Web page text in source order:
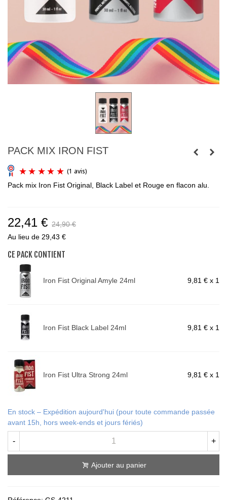
PACK MIX IRON FIST
Pack mix Iron Fist Original, Black Label et Rouge en flacon alu.
22,41 € 24,90 €
Au lieu de 29,43 €
CE PACK CONTIENT
Iron Fist Original Amyle 24ml 9,81 € x 1
Iron Fist Black Label 24ml 9,81 € x 1
Iron Fist Ultra Strong 24ml 9,81 € x 1
En stock – Expédition aujourd'hui (pour toute commande passée
avant 15h, hors week-ends et jours fériés)
- +
Ajouter au panier